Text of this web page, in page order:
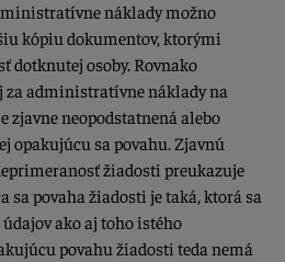
náklady možno
kópiu dokumentov, ktorými
dotknutej osoby. Rovnako
za administratívne náklady na
zjavne neopodstatnená alebo
opakujúcu sa povahu. Zjavnú
žiadosti preukazuje
sa povaha žiadosti je taká, ktorá sa
ako aj toho istého
povahu žiadosti teda nemá